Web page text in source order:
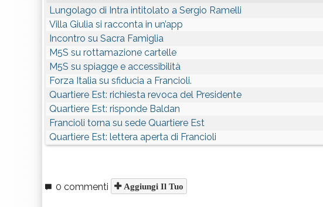
Lungolago di Intra intitolato a Sergio Ramelli
Villa Giulia si racconta in un’app
Incontro su Sacra Famiglia
M5S su rottamazione cartelle
M5S su spiagge e accessibilità
Forza Italia su sfiducia a Francioli.
Quartiere Est: richiesta revoca del Presidente
Quartiere Est: risponde Baldan
Francioli torna su sede Quartiere Est
Quartiere Est: lettera aperta di Francioli
0 commenti Aggiungi Il Tuo